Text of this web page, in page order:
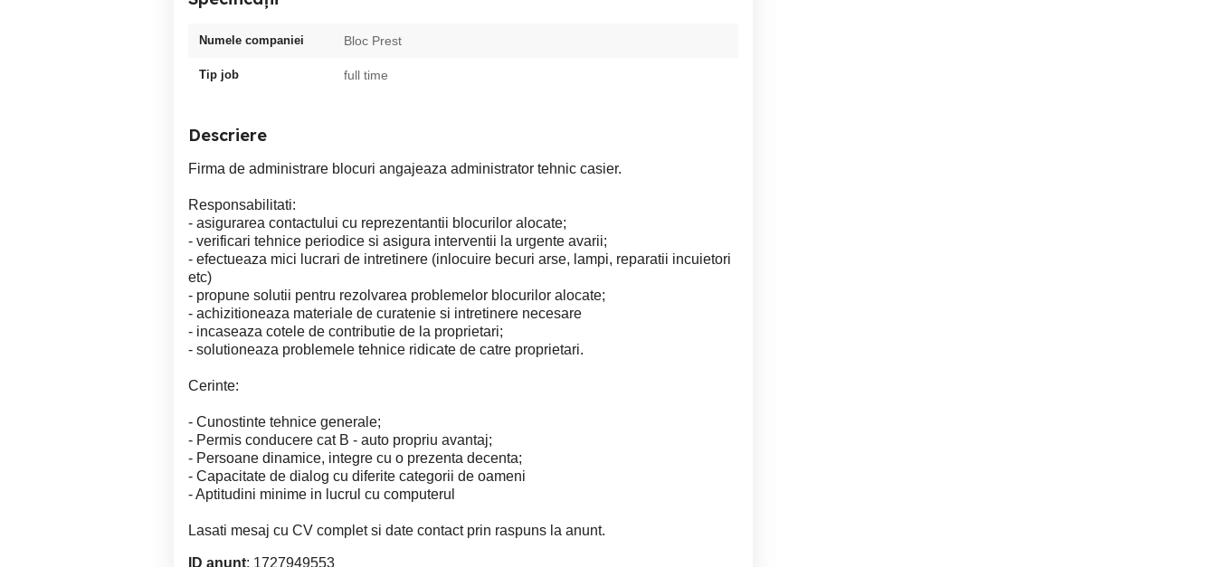
Numele companiei Bloc Prest
Tip job full time
Descriere
Firma de administrare blocuri angajeaza administrator tehnic casier.
Responsabilitati:
- asigurarea contactului cu reprezentantii blocurilor alocate;
- verificari tehnice periodice si asigura interventii la urgente avarii;
- efectueaza mici lucrari de intretinere (inlocuire becuri arse, lampi, reparatii incuietori
etc)
- propune solutii pentru rezolvarea problemelor blocurilor alocate;
- achizitioneaza materiale de curatenie si intretinere necesare
- incaseaza cotele de contributie de la proprietari;
- solutioneaza problemele tehnice ridicate de catre proprietari.
Cerinte:
- Cunostinte tehnice generale;
- Permis conducere cat B - auto propriu avantaj;
- Persoane dinamice, integre cu o prezenta decenta;
- Capacitate de dialog cu diferite categorii de oameni
- Aptitudini minime in lucrul cu computerul
Lasati mesaj cu CV complet si date contact prin raspuns la anunt.
ID anunț: 1727949553